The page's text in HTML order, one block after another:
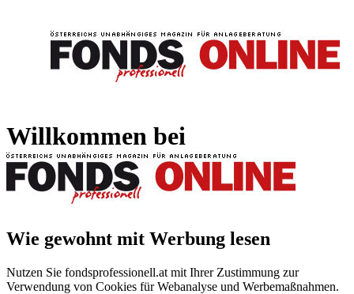
Willkommen bei
Wie gewohnt mit Werbung lesen
Nutzen Sie fondsprofessionell.at mit Ihrer Zustimmung zur
Verwendung von Cookies für Webanalyse und Werbemaßnahmen.